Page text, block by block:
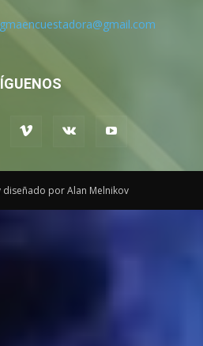
por Alan Melnikov